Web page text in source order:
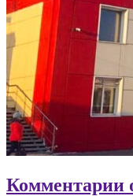
Комментарии